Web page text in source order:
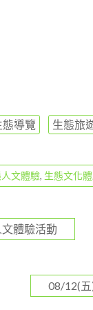
態導覽 生態旅
文體驗, 生態文化
體驗活動
08/12(